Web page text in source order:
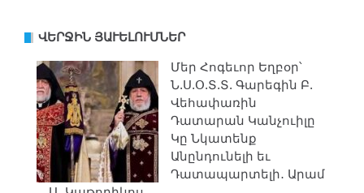
ՎԵՐՋԻՆ ՅԱՒԵԼՈՒՄՆԵՐ
Մեր Հոգեւոր Եղբօր՝
Ն.Ս.Օ.Տ.Տ. Գարեգին Բ.
Վեհափառին
Դատարան Կանչուիլը
Կը Նկատենք
Անընդունելի եւ
Դատապարտելի․ Արամ